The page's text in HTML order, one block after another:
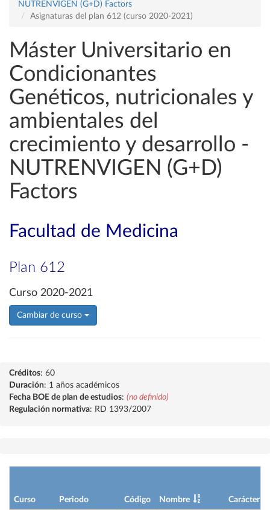
NUTRENVIGEN (G+D) Factors
Asignaturas del plan 612 (curso 2020-2021)
Máster Universitario en
Condicionantes
Genéticos, nutricionales y
ambientales del
crecimiento y desarrollo -
NUTRENVIGEN (G+D)
Factors
Facultad de Medicina
Plan 612
Curso 2020-2021
Cambiar de curso
Créditos: 60
Duración: 1 años académicos
Fecha BOE de plan de estudios: (no definido)
Regulación normativa: RD 1393/2007
Curso Periodo Código Nombre Carácter